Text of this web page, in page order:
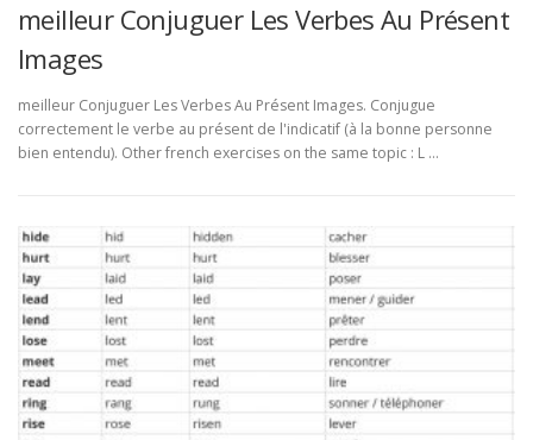
meilleur Conjuguer Les Verbes Au Présent
Images
meilleur Conjuguer Les Verbes Au Présent Images. Conjugue
correctement le verbe au présent de l'indicatif (à la bonne personne
bien entendu). Other french exercises on the same topic : L …